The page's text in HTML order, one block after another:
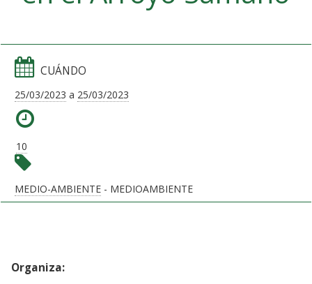
CUÁNDO
25/03/2023 a 25/03/2023
10
MEDIO-AMBIENTE - MEDIOAMBIENTE
Organiza: